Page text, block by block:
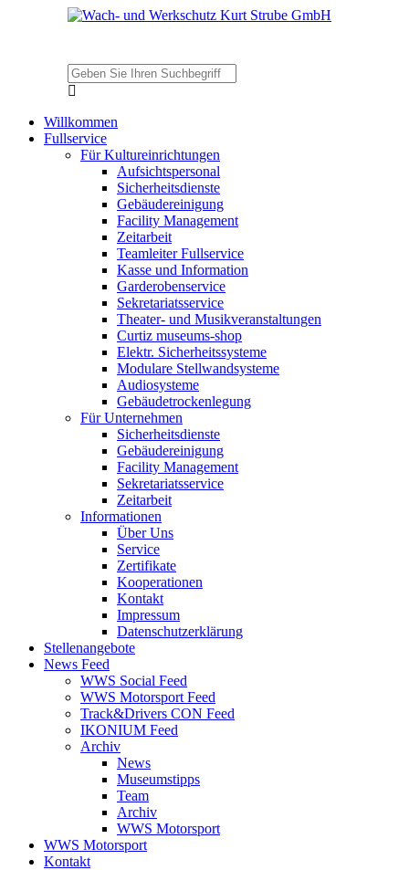
Willkommen
Fullservice
Für Kultureinrichtungen
Aufsichtspersonal
Sicherheitsdienste
Gebäudereinigung
Facility Management
Zeitarbeit
Teamleiter Fullservice
Kasse und Information
Garderobenservice
Sekretariatsservice
Theater- und Musikveranstaltungen
Curtiz museums-shop
Elektr. Sicherheitssysteme
Modulare Stellwandsysteme
Audiosysteme
Gebäudetrockenlegung
Für Unternehmen
Sicherheitsdienste
Gebäudereinigung
Facility Management
Sekretariatsservice
Zeitarbeit
Informationen
Über Uns
Service
Zertifikate
Kooperationen
Kontakt
Impressum
Datenschutzerklärung
Stellenangebote
News Feed
WWS Social Feed
WWS Motorsport Feed
Track&Drivers CON Feed
IKONIUM Feed
Archiv
News
Museumstipps
Team
Archiv
WWS Motorsport
WWS Motorsport
Kontakt